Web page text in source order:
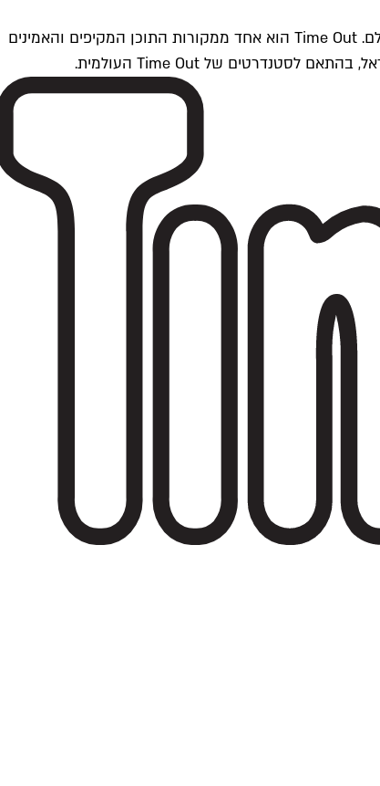
Time Outתל אביב הוא חלק מרשת Time Out Global — רשת מדיה בינלאומית הפועלת ב-360 ערים מרכזיות וב-60 מדינות ברחבי העולם. Time Out הוא אחד ממקורות התוכן המקיפים והאמינים